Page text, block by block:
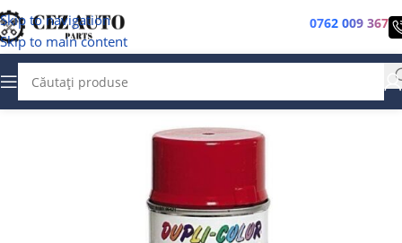
Skip to navigation
Skip to main content
0762 009 367